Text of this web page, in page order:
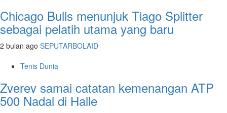
Chicago Bulls menunjuk Tiago Splitter
sebagai pelatih utama yang baru
2 bulan ago SEPUTARBOLAID
Tenis Dunia
Zverev samai catatan kemenangan ATP
500 Nadal di Halle